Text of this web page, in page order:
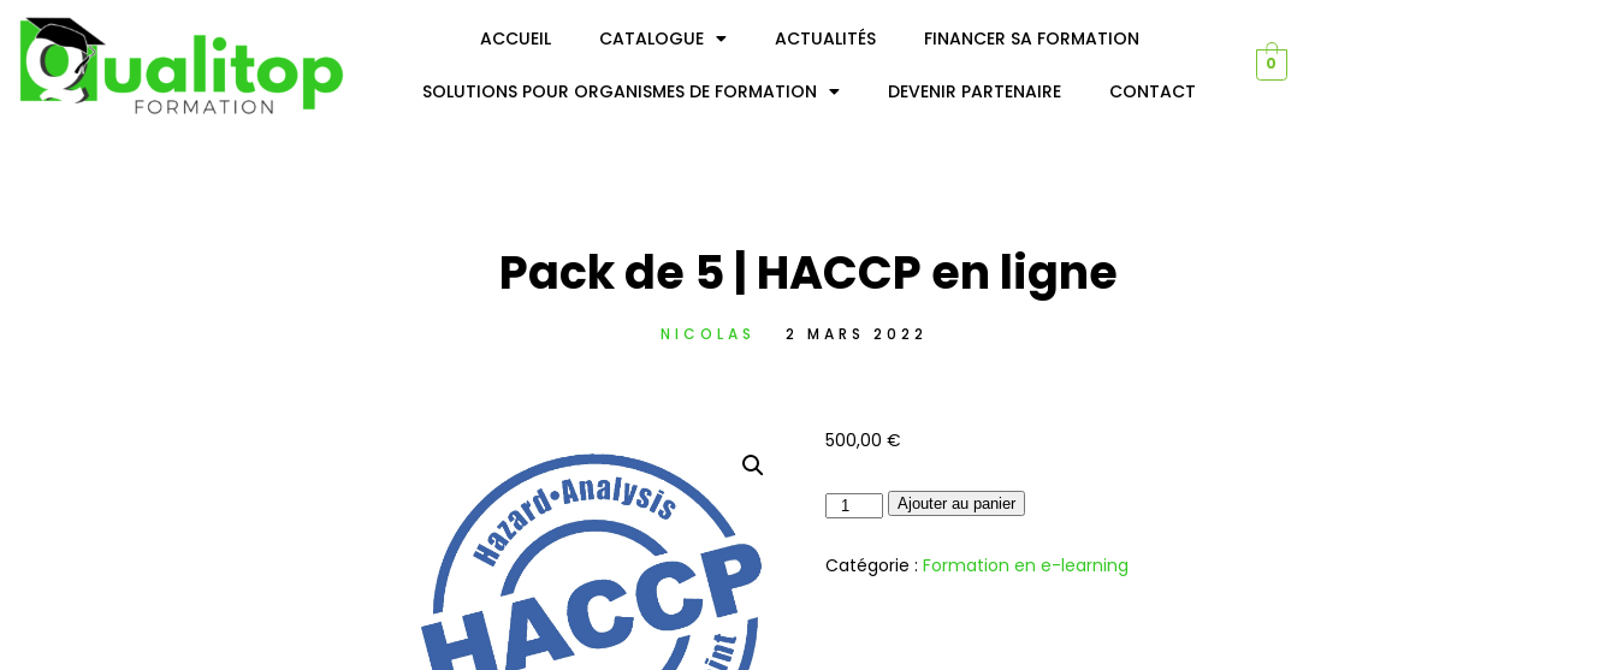
ACCUEIL CATALOGUE ACTUALITÉS FINANCER SA FORMATION
SOLUTIONS POUR ORGANISMES DE FORMATION DEVENIR PARTENAIRE CONTACT
0
Pack de 5 | HACCP en ligne
NICOLAS 2 MARS 2022
500,00 €
Ajouter au panier
Catégorie : Formation en e-learning